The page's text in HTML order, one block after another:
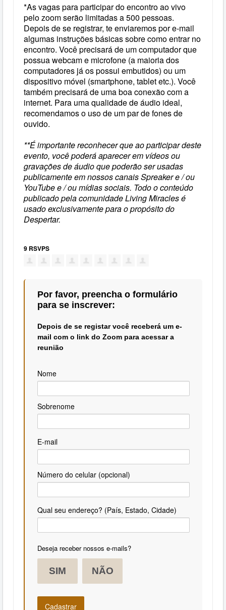
*As vagas para participar do encontro ao vivo
pelo zoom serão limitadas a 500 pessoas.
Depois de se registrar, te enviaremos por e-mail
algumas instruções básicas sobre como entrar no
encontro. Você precisará de um computador que
possua webcam e microfone (a maioria dos
computadores já os possui embutidos) ou um
dispositivo móvel (smartphone, tablet etc.). Você
também precisará de uma boa conexão com a
internet. Para uma qualidade de áudio ideal,
recomendamos o uso de um par de fones de
ouvido.
**É importante reconhecer que ao participar deste
evento, você poderá aparecer em vídeos ou
gravações de áudio que poderão ser usadas
publicamente em nossos canais Spreaker e / ou
YouTube e / ou mídias sociais. Todo o conteúdo
publicado pela comunidade Living Miracles é
usado exclusivamente para o propósito do
Despertar.
9 RSVPS
Por favor, preencha o formulário
para se inscrever:
Depois de se registar você receberá um e-
mail com o link do Zoom para acessar a
reunião
Nome
Sobrenome
E-mail
Número do celular (opcional)
Qual seu endereço? (País, Estado, Cidade)
Deseja receber nossos e-mails?
SIM NÃO